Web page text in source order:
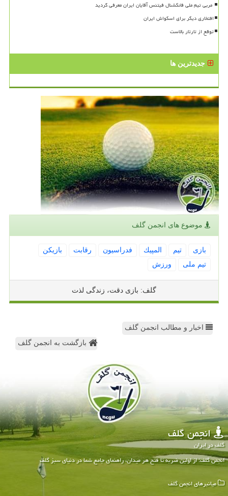
افتخاری دیگر برای اسکواش ایران
توقع از تارتار بالاست
جدیدترین ها
موضوع های انجمن گلف
بازی تیم المپیك فدراسیون رقابت
بازیكن
تیم ملی
ورزش
گلف: بازی دقت، زندگی لذت
اخبار و مطالب انجمن گلف
بازگشت به انجمن گلف
انجمن گلف
گلف در ایران
انجمن گلف: از اولین ضربه تا فتح هر میدان، راهنمای جامع شما در دنیای سبز گلف
میانبرهای انجمن گلف